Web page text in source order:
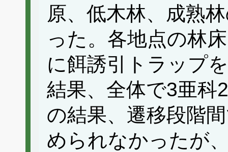
原、低木林、成熟
った。各地点の林
に餌誘引トラップ
結果、全体で3亜科
の結果、遷移段階
められなかったが